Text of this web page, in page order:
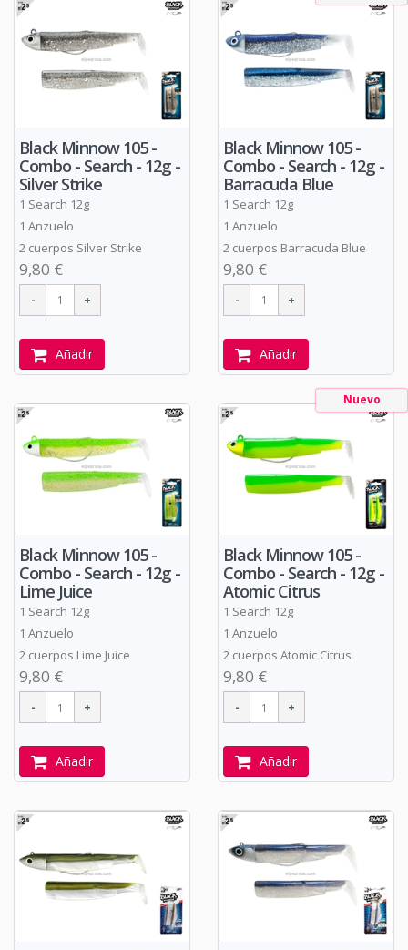
Black Minnow 105 -
Combo - Search - 12g -
Silver Strike
1 Search 12g
1 Anzuelo
2 cuerpos Silver Strike
9,80 €
Añadir
Black Minnow 105 -
Combo - Search - 12g -
Barracuda Blue
1 Search 12g
1 Anzuelo
2 cuerpos Barracuda Blue
9,80 €
Añadir
Black Minnow 105 -
Combo - Search - 12g -
Lime Juice
1 Search 12g
1 Anzuelo
2 cuerpos Lime Juice
9,80 €
Añadir
Nuevo
Black Minnow 105 -
Combo - Search - 12g -
Atomic Citrus
1 Search 12g
1 Anzuelo
2 cuerpos Atomic Citrus
9,80 €
Añadir